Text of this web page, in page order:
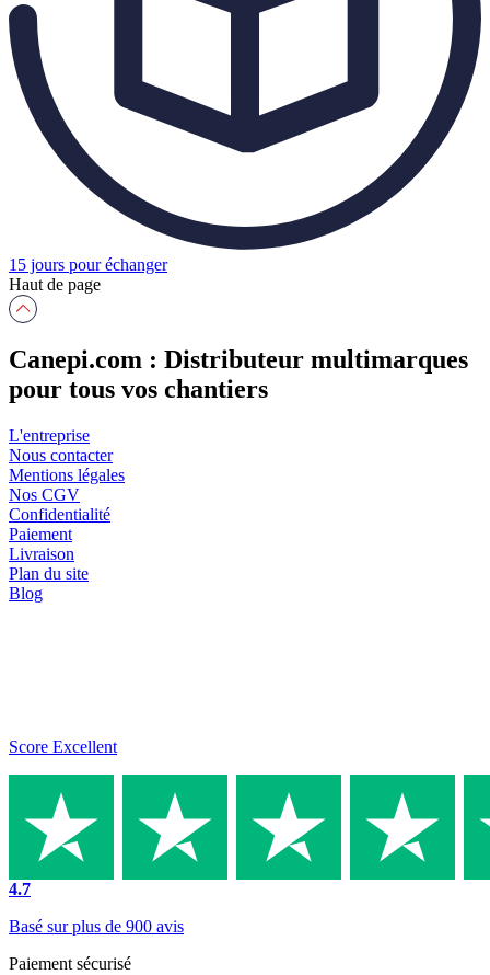
15 jours pour échanger
Haut de page
Canepi.com : Distributeur multimarques
pour tous vos chantiers
L'entreprise
Nous contacter
Mentions légales
Nos CGV
Confidentialité
Paiement
Livraison
Plan du site
Blog
Score Excellent
4.7
Basé sur plus de 900 avis
Paiement sécurisé